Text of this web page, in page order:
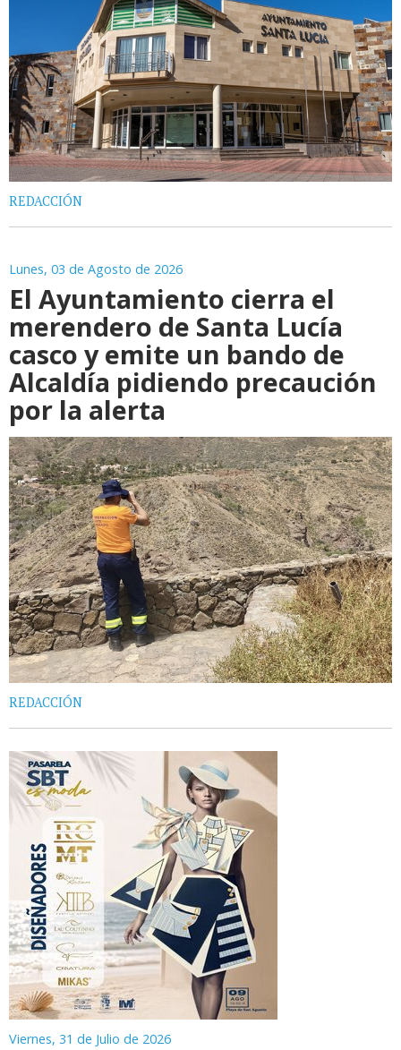
REDACCIÓN
Lunes, 03 de Agosto de 2026
El Ayuntamiento cierra el
merendero de Santa Lucía
casco y emite un bando de
Alcaldía pidiendo precaución
por la alerta
REDACCIÓN
Viernes, 31 de Julio de 2026